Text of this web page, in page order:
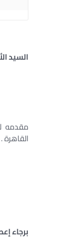
السيد
مقدمه
القاهرة .
برجاء